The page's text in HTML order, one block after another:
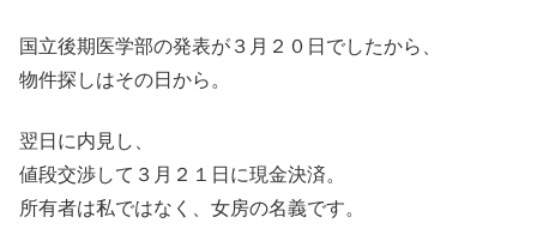
国立後期医学部の発表が３月２０日でしたから、
物件探しはその日から。
翌日に内見し、
値段交渉して３月２１日に現金決済。
所有者は私ではなく、女房の名義です。